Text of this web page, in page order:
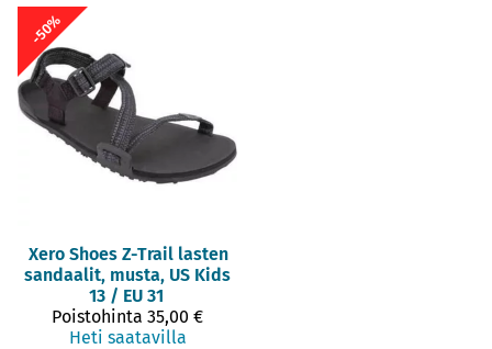
-50%
Xero Shoes Z-Trail lasten
sandaalit, musta, US Kids
13 / EU 31
Poistohinta 35,00 €
Heti saatavilla